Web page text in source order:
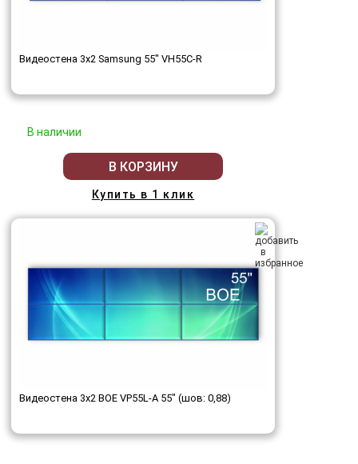
Видеостена 3x2 Samsung 55" VH55C-R
В наличии
В КОРЗИНУ
Купить в 1 клик
Видеостена 3x2 BOE VP55L-A 55" (шов: 0,88)